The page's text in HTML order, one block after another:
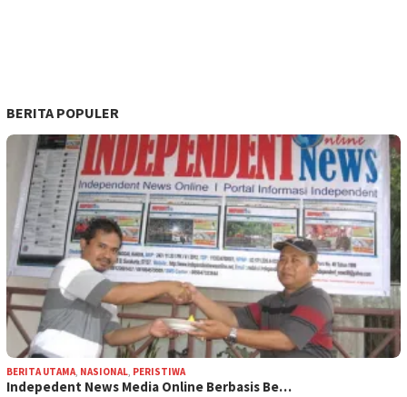
BERITA POPULER
BERITA UTAMA, NASIONAL, PERISTIWA
Indepedent News Media Online Berbasis Be…